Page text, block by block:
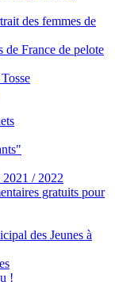
des femmes de
de France de pelote
2021 / 2022
gratuits pour
des Jeunes à
!